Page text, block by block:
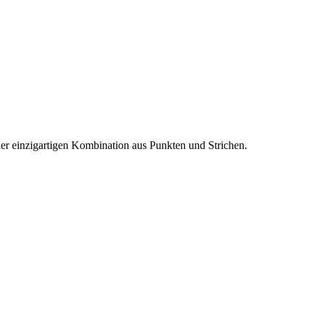
einzigartigen Kombination aus Punkten und Strichen.